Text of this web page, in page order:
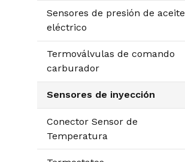
Sensores de presión de aceite
eléctrico
Termoválvulas de comando
carburador
Sensores de inyección
Conector Sensor de
Temperatura